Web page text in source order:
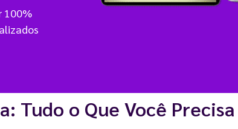
100%
Tudo o Que Você